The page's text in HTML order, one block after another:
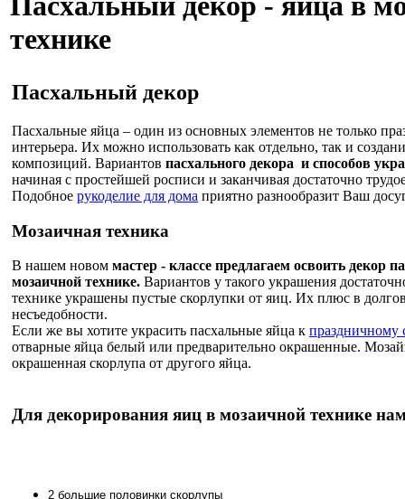
технике
Пасхальный декор
Пасхальные яйца – один из основных элементов не только
интерьера. Их можно использовать как отдельно, так и
композиций. Вариантов пасхального декора и способов
начиная с простейшей росписи и заканчивая достаточно
Подобное рукоделие для дома приятно разнообразит Ваш
Мозаичная техника
В нашем новом мастер - классе предлагаем освоить декор
мозаичной технике. Вариантов у такого украшения
технике украшены пустые скорлупки от яиц. Их плюс в
несъедобности.
Если же вы хотите украсить пасхальные яйца к праздничному
отварные яйца белый или предварительно окрашенные.
окрашенная скорлупа от другого яйца.
Для декорирования яиц в мозаичной технике нам
2 большие половинки скорлупы